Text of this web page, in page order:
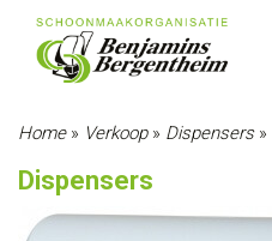
Home» Verkoop» Dispensers»
Dispensers